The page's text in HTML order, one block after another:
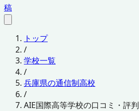
稿
トップ
/
学校一覧
/
兵庫県の通信制高校
/
AIE国際高等学校の口コミ・評判